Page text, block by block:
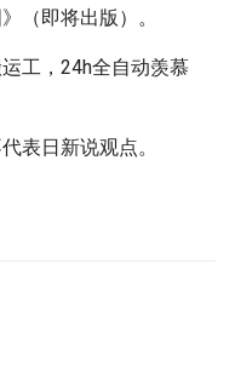
（即将出版）。
工，24h全自动羡慕
表日新说观点。